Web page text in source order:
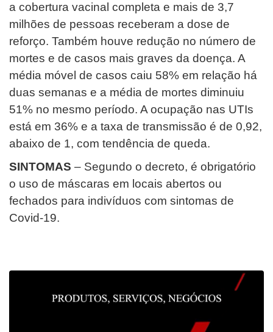
a cobertura vacinal completa e mais de 3,7
milhões de pessoas receberam a dose de
reforço. Também houve redução no número de
mortes e de casos mais graves da doença. A
média móvel de casos caiu 58% em relação há
duas semanas e a média de mortes diminuiu
51% no mesmo período. A ocupação nas UTIs
está em 36% e a taxa de transmissão é de 0,92,
abaixo de 1, com tendência de queda.
SINTOMAS – Segundo o decreto, é obrigatório
o uso de máscaras em locais abertos ou
fechados para indivíduos com sintomas de
Covid-19.